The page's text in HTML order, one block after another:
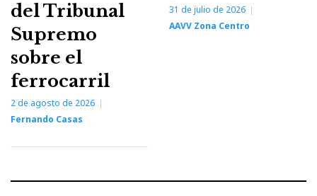
del Tribunal
Supremo
sobre el
ferrocarril
2 de agosto de 2026
Fernando Casas
31 de julio de 2026
AAVV Zona Centro